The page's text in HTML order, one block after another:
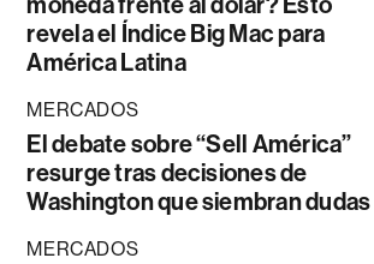
revela el Índice Big Mac para
América Latina
MERCADOS
El debate sobre “Sell América”
resurge tras decisiones de
Washington que siembran dudas
MERCADOS